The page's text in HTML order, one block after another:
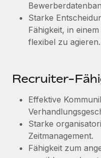
Starke
Fähigkeit, in
flexibel zu agieren.
Recruiter-
Effektive
Starke
Zeitmanagement.
Fähigkeit zum